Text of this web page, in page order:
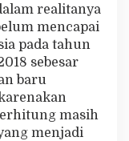
realitanya
mencapai
pada tahun
sebesar
baru
masih
menjadi